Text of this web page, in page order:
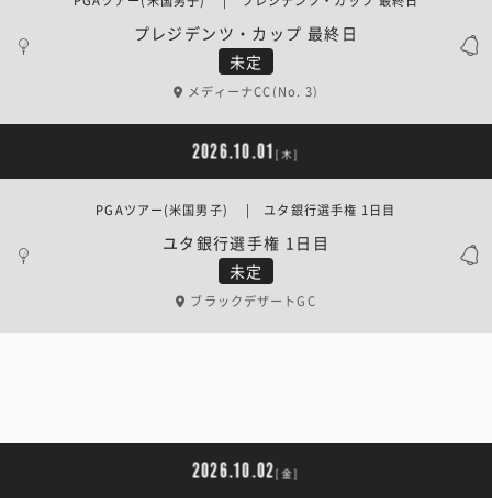
未定
プレジデンツ・カップ 最終日
メディーナCC(No. 3)
2026.10.01 [木]
未定
ユタ銀行選手権 1日目
PGAツアー(米国男子) | ユタ銀行選手権 1日目
ブラックデザートGC
2026.10.02[金]